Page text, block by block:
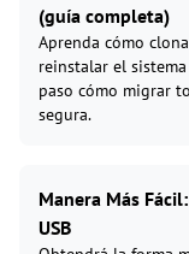
(guía completa)
Aprenda cómo
reinstalar el
paso cómo migrar
segura.
Manera Más
USB